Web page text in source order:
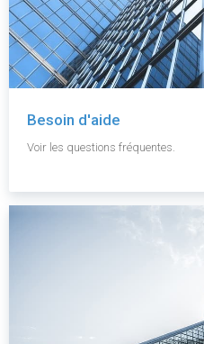
Besoin d'aide
Voir les questions fréquentes.